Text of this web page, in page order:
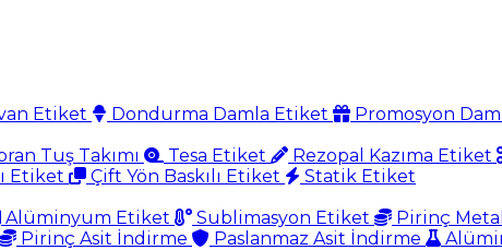
Etiket Dondurma Damla Etiket Promosyon
Tuş Takımı Tesa Etiket Rezopal Kazıma Etiket
Etiket Çift Yön Baskılı Etiket
Statik Etiket
Alüminyum Etiket Sublimasyon Etiket Pirinç
Pirinç Asit İndirme Paslanmaz Asit İndirme